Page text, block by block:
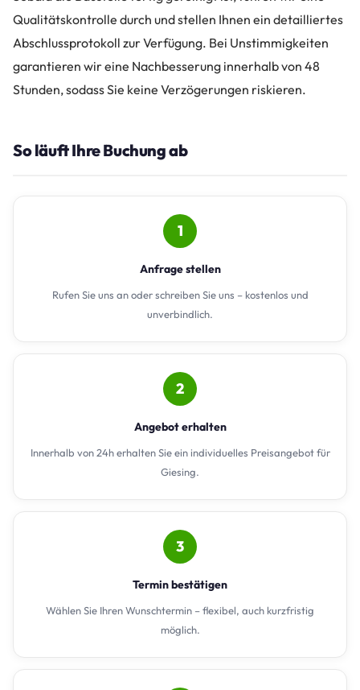
Qualitätskontrolle durch und stellen Ihnen ein detailliertes
Abschlussprotokoll zur Verfügung. Bei Unstimmigkeiten
garantieren wir eine Nachbesserung innerhalb von 48
Stunden, sodass Sie keine Verzögerungen riskieren.
So läuft Ihre Buchung ab
1
Anfrage stellen
Rufen Sie uns an oder schreiben Sie uns – kostenlos und
unverbindlich.
2
Angebot erhalten
Innerhalb von 24h erhalten Sie ein individuelles Preisangebot für
Giesing.
3
Termin bestätigen
Wählen Sie Ihren Wunschtermin – flexibel, auch kurzfristig
möglich.